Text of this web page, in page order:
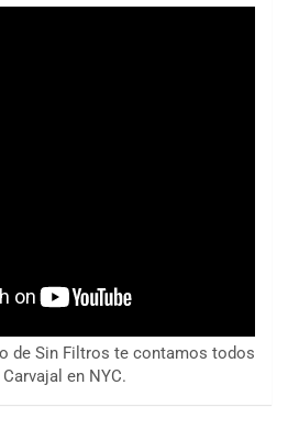
de Sin Filtros te contamos todos
en NYC.